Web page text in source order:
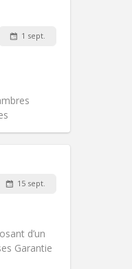
1 sept.
15 sept.
d’un
Garantie